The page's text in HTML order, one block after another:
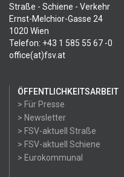
Straße - Schiene - Verkehr
Ernst-Melchior-Gasse 24
1020 Wien
Telefon: +43 1 585 55 67 -0
office(at)fsv.at
ÖFFENTLICHKEITSARBEIT
> Für Presse
> Newsletter
> FSV-aktuell Straße
> FSV-aktuell Schiene
> Eurokommunal